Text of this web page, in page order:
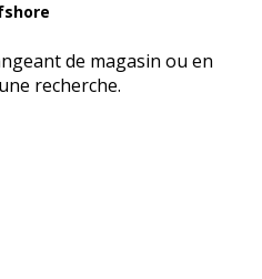
de magasin ou en
recherche.